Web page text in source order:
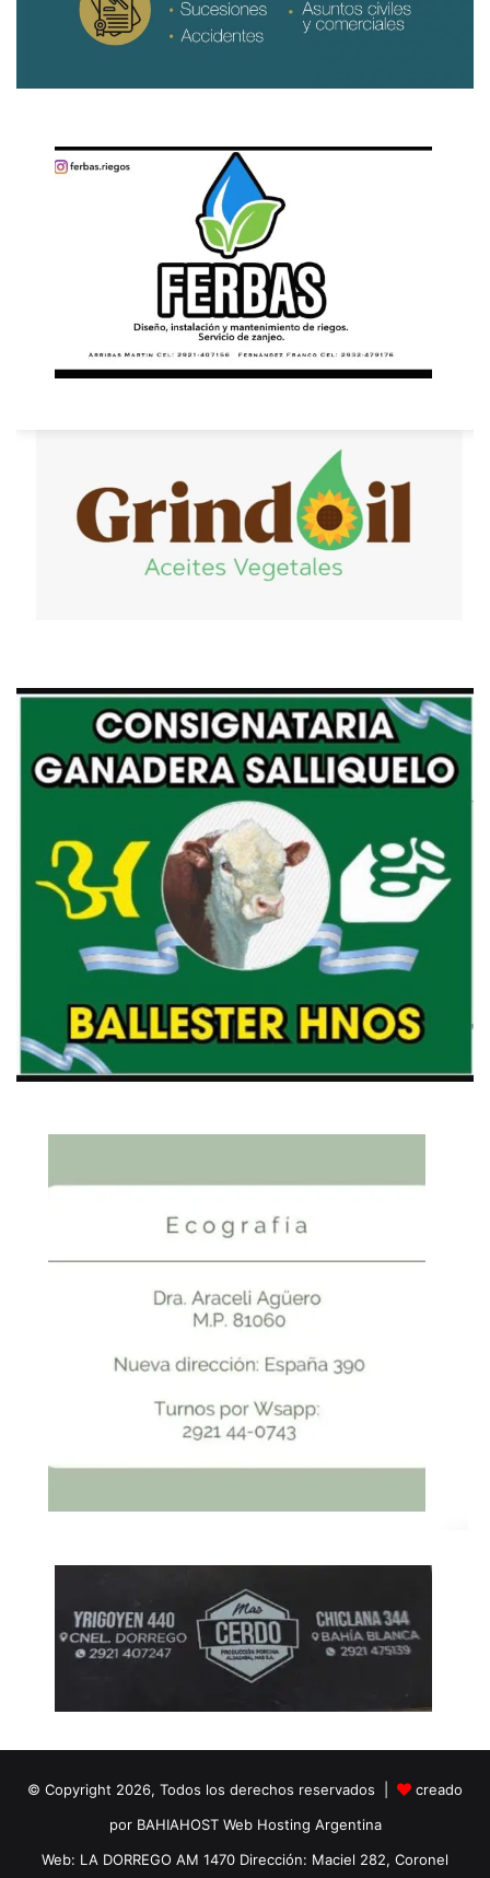
© Copyright 2026, Todos los derechos reservados |
creado
por BAHIAHOST Web Hosting Argentina
Web: LA DORREGO AM 1470 Dirección: Maciel 282, Coronel